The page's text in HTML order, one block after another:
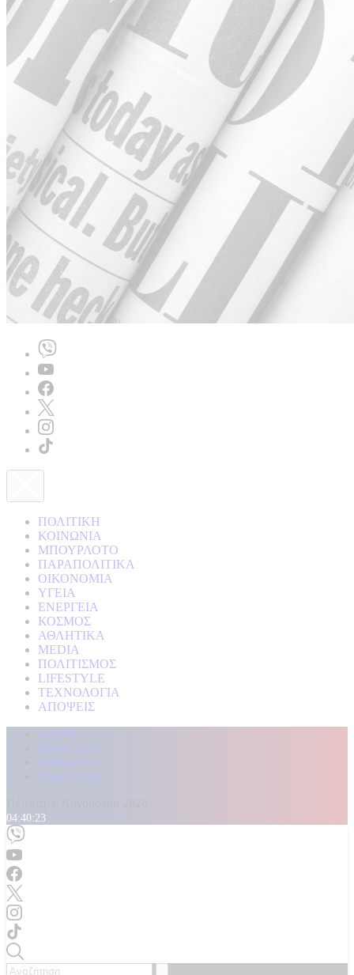
ΠΟΛΙΤΙΚΗ
ΚΟΙΝΩΝΙΑ
ΜΠΟΥΡΛΟΤΟ
ΠΑΡΑΠΟΛΙΤΙΚΑ
ΟΙΚΟΝΟΜΙΑ
ΥΓΕΙΑ
ΕΝΕΡΓΕΙΑ
ΚΟΣΜΟΣ
ΑΘΛΗΤΙΚΑ
MEDIA
ΠΟΛΙΤΙΣΜΟΣ
LIFESTYLE
ΤΕΧΝΟΛΟΓΙΑ
ΑΠΟΨΕΙΣ
Αρχική
Kontra Live
Καταγγελίες
Επικοινωνία
04:40:24